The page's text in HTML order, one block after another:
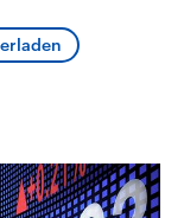
die Vereinigten
mächtigsten Ländern
Einfluss auf